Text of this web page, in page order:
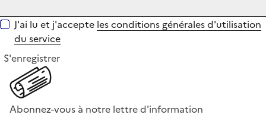
J'ai lu et j'accepte les conditions générales d'utilisation
du service
S'enregistrer
Abonnez-vous à notre lettre d'information